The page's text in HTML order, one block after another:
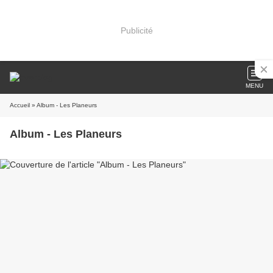
Publicité
MENU
Accueil » Album - Les Planeurs
Album - Les Planeurs